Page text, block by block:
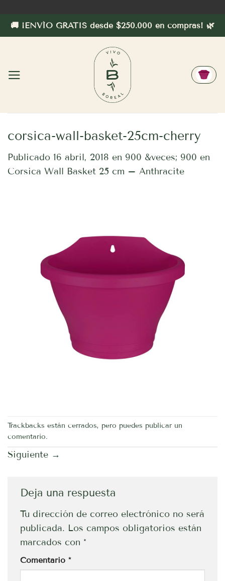
contenido
🚚 ¡ENVÍO GRATIS desde $250.000 en compras! 🌿
corsica-wall-basket-25cm-cherry
Publicado 16 abril, 2018 en 900 &veces; 900 en
Corsica Wall Basket 25 cm – Anthracite
Trackbacks están cerrados, pero puedes publicar un
comentario.
Siguiente →
Deja una respuesta
Tu dirección de correo electrónico no será
publicada. Los campos obligatorios están
marcados con *
Comentario *